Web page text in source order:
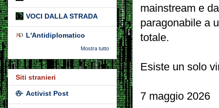
mainstream e
paragonabile a
totale.
Esiste un solo
7 maggio 2026
VOCI DALLA STRADA
L'Antidiplomatico
Mostra tutto
Siti stranieri
Activist Post